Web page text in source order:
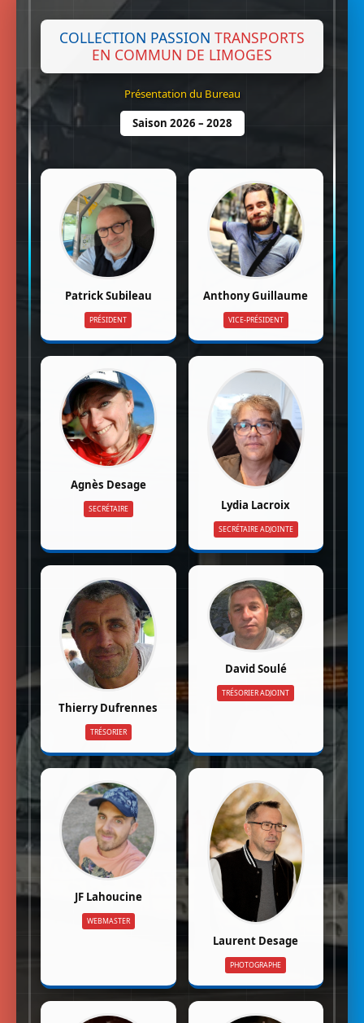
COLLECTION PASSION TRANSPORTS
EN COMMUN DE LIMOGES
Présentation du Bureau
Saison 2026 – 2028
Patrick Subileau
PRÉSIDENT
Anthony Guillaume
VICE-PRÉSIDENT
Agnès Desage
SECRÉTAIRE Lydia Lacroix
SECRÉTAIRE ADJOINTE
Thierry Dufrennes
TRÉSORIER
David Soulé
TRÉSORIER ADJOINT
JF Lahoucine
WEBMASTER
Laurent Desage
PHOTOGRAPHE